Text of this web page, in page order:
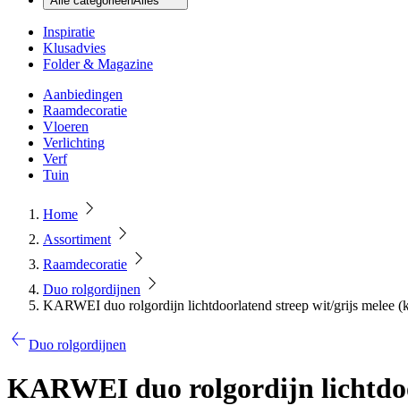
Inspiratie
Klusadvies
Folder & Magazine
Aanbiedingen
Raamdecoratie
Vloeren
Verlichting
Verf
Tuin
Home
Assortiment
Raamdecoratie
Duo rolgordijnen
KARWEI duo rolgordijn lichtdoorlatend streep wit/grijs melee
Duo rolgordijnen
KARWEI duo rolgordijn